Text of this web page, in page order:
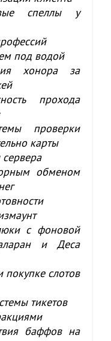
спеллы у
под водой
хонора за
прохода
проверки
карты
обменом
с фоновой
и Деса
слотов
тикетов
баффов на